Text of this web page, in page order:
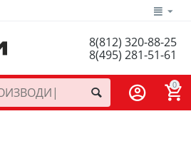
8(812) 320-88-25
8(495) 281-51-61
0